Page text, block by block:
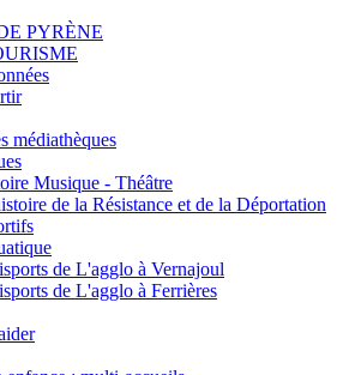
PYRÈNE
médiathèques
Musique - Théâtre
de la Résistance et de la Déportation
de L'agglo à Vernajoul
de L'agglo à Ferrières